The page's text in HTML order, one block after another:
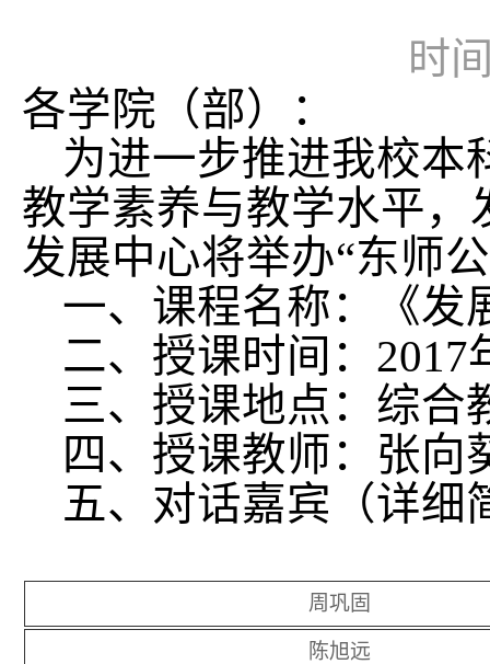
时
各学院（部）：
为进一步推进我校本
教学素养与教学水平
发展中心将举办“东师
一、课程名称：
《
二、授课时间： 2017
三、授课地点： 综合
四、授课教师： 张向
五、对话嘉宾 （详
周巩固
陈旭远